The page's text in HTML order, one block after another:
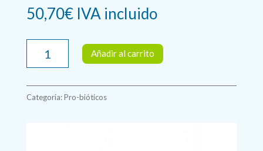
50,70€ IVA incluido
ORAL
Laves
Añadir al carrito
Categoría:Pro-bióticos